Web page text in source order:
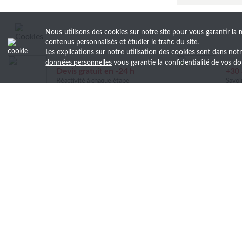
Nous utilisons des cookies sur notre site pour vous garantir la
contenus personnalisés et étudier le trafic du site.
Les explications sur notre utilisation des cookies sont dans
données personnelles vous garantie la confidentialité de vos